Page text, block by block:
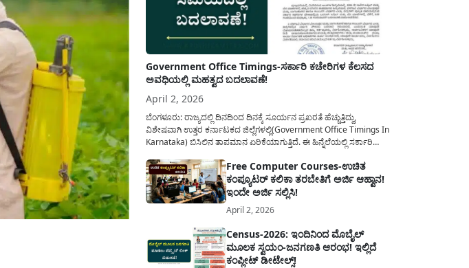
Government Office Timings-ಸರ್ಕಾರಿ ಕಚೇರಿಗಳ ಕೆಲಸದ
ಅವಧಿಯಲ್ಲಿ ಮಹತ್ವದ ಬದಲಾವಣೆ!
April 2, 2026
ಬೆಂಗಳೂರು: ರಾಜ್ಯದಲ್ಲಿ ದಿನದಿಂದ ದಿನಕ್ಕೆ ಸೂರ್ಯನ ಪ್ರಖರತೆ ಹೆಚ್ಚುತ್ತಿದ್ದು,
ವಿಶೇಷವಾಗಿ ಉತ್ತರ ಕರ್ನಾಟಕದ ಜಿಲ್ಲೆಗಳಲ್ಲಿ(Government Office Timings In
Karnataka) ಬಿಸಿಲಿನ ತಾಪಮಾನ ಏರಿಕೆಯಾಗುತ್ತಿದೆ. ಈ ಹಿನ್ನೆಲೆಯಲ್ಲಿ ಸರ್ಕಾರಿ
ಸರ್ಕಾರವು ಮಹತ್ವದ ನಿರ್ಧಾರವೊಂದನ್ನು ಕೈಗೊಂಡಿದೆ. ಕಿತ್ತೂರು ಕರ್ನಾಟಕ ಮತ್ತು
ಕಲ್ಯಾಣ ಕರ್ನಾಟಕದ ಒಟ್ಟು 9 ಜಿಲ್ಲೆಗಳಲ್ಲಿ ಏಪ್ರಿಲ್...
Free Computer Courses-ಉಚಿತ
ಕಂಪ್ಯೂಟರ್ ಕಲಿಕಾ ತರಬೇತಿಗೆ ಅರ್ಜಿ ಆಹ್ವಾನ!
ಇಂದೇ ಅರ್ಜಿ ಸಲ್ಲಿಸಿ!
April 2, 2026
Census-2026: ಇಂದಿನಿಂದ ಮೊಬೈಲ್
ಮೂಲಕ ಸ್ವಯಂ-ಜನಗಣತಿ ಆರಂಭ! ಇಲ್ಲಿದೆ
ಕಂಪ್ಲೀಟ್ ಡೀಟೇಲ್ಸ್!